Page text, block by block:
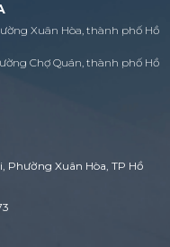
Xuân Hòa, thành phố Hồ
Chợ Quán, thành phố Hồ
Phường Xuân Hòa, TP Hồ